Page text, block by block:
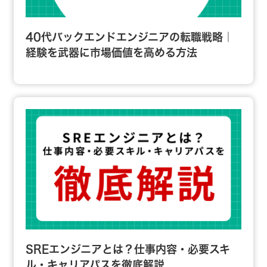
40代バックエンドエンジニアの転職戦略｜
経験を武器に市場価値を高める方法
SREエンジニアとは？仕事内容・必要スキ
ル・キャリアパスを徹底解説